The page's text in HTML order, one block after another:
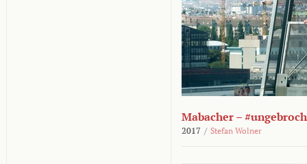
Mabacher –
2017 / Stefan Wolner